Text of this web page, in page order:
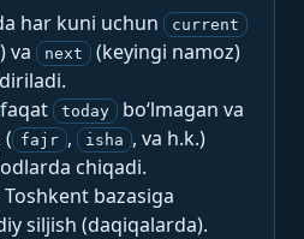
har kuni uchun current
va next
(keyingi namoz)
faqat today
bo‘lmagan va
fajr , isha , va h.k.)
chiqadi.
bazasiga
siljish (daqiqalarda).